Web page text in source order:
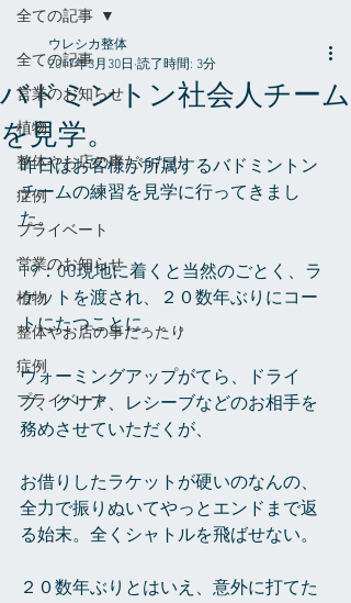
全ての記事
営業のお知らせ
植物
整体やお店の事だったり
症例
プライベート
営業のお知らせ
植物
整体やお店の事だったり
症例
プライベート
全ての記事
バドミントン社会人チーム
を見学。
ウレシカ整体
2017年3月30日 読了時間: 3分
昨日はお客様が所属するバドミントン
チームの練習を見学に行ってきまし
た。
19：00現地に着くと当然のごとく、ラ
ケットを渡され、２０数年ぶりにコー
トにたつことに。。。
ウォーミングアップがてら、ドライ
ブ、クリア、レシーブなどのお相手を
務めさせていただくが、
お借りしたラケットが硬いのなんの、
全力で振りぬいてやっとエンドまで返
る始末。全くシャトルを飛ばせない。
２０数年ぶりとはいえ、意外に打てた